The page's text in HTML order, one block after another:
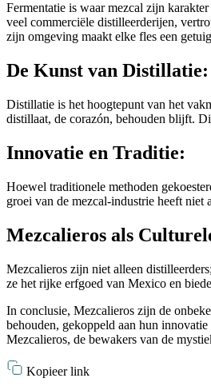
Fermentatie is waar mezcal zijn
veel commerciële distilleerderijen,
zijn omgeving maakt elke fles een
De Kunst van Distillatie:
Distillatie is het hoogtepunt van het
distillaat, de corazón, behouden blijft.
Innovatie en Traditie:
Hoewel traditionele methoden
groei van de mezcal-industrie heeft
Mezcalieros als
Mezcalieros zijn niet alleen
ze het rijke erfgoed van Mexico en
In conclusie, Mezcalieros zijn de
behouden, gekoppeld aan hun
Mezcalieros, de bewakers van de
Kopieer link